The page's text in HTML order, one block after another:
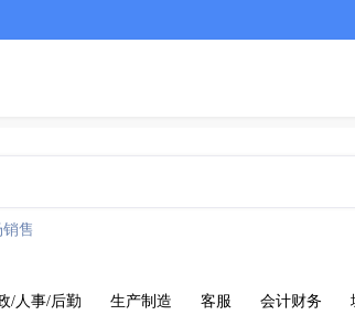
售
/人事/后勤 生产制造 客服 会计财务